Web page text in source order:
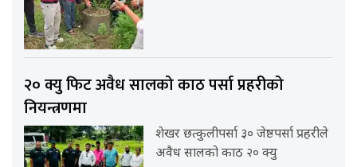
२० क्यु फिट अवैध सालको काठ पर्सा प्रहरीको
नियन्त्रणमा
शेखर छत्कुलीपर्सा ३० जेष्ठपर्सा प्रहरीले
अवैध सालको काठ २० क्यु